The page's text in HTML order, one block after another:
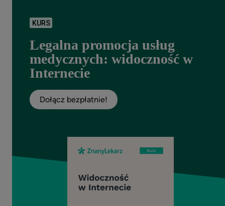
KURS
Legalna promocja usług
medycznych: widoczność w
Internecie
Dołącz bezpłatnie!